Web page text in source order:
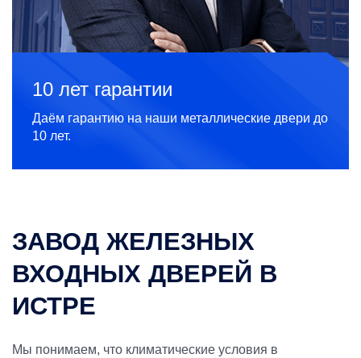
10 лет гарантии
Даём гарантию на наши металлические двери до
10 лет.
ЗАВОД ЖЕЛЕЗНЫХ
ВХОДНЫХ ДВЕРЕЙ В
ИСТРЕ
Мы понимаем, что климатические условия в